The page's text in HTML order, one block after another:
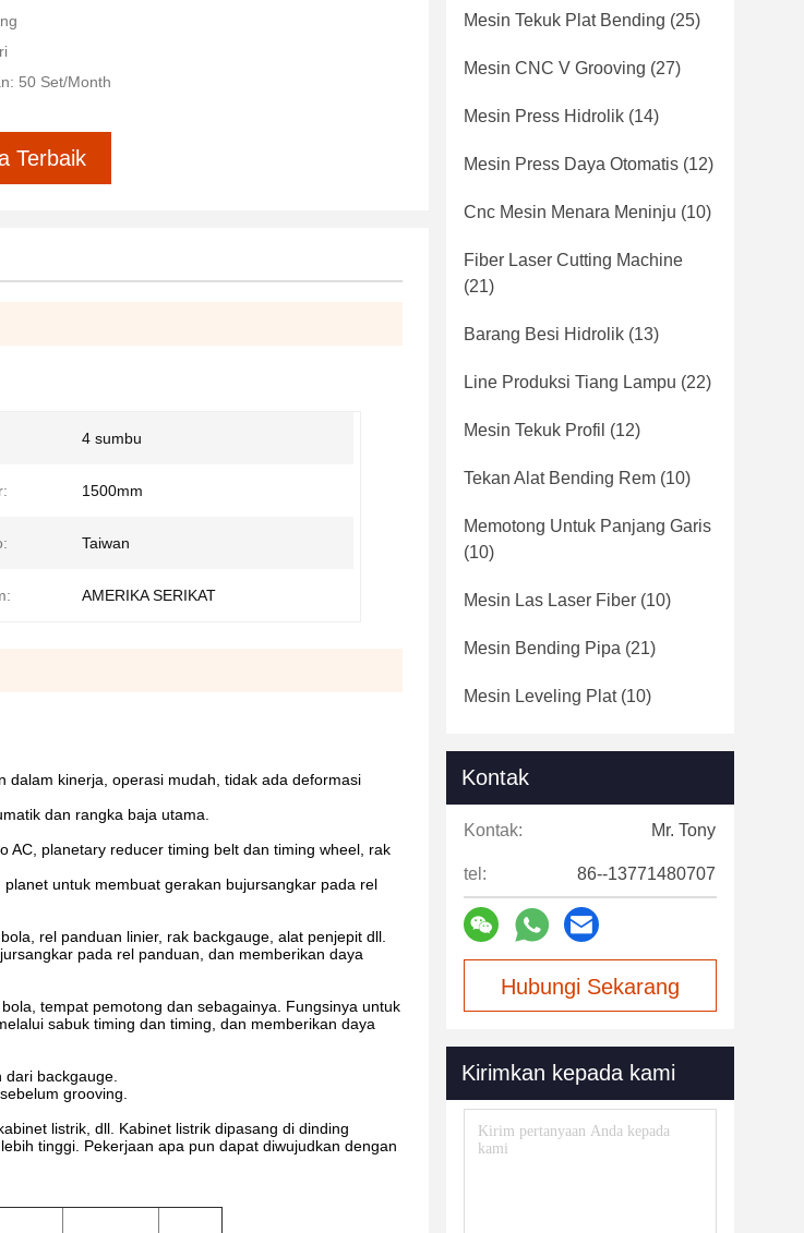
50 Set/Month
Terbaik
4 sumbu
1500mm
Taiwan
AMERIKA SERIKAT
dalam kinerja, operasi mudah, tidak ada deformasi
dan rangka baja utama.
AC, planetary reducer timing belt dan timing wheel, rak
untuk membuat gerakan bujursangkar pada rel
rel panduan linier, rak backgauge, alat penjepit dll.
pada rel panduan, dan memberikan daya
tempat pemotong dan sebagainya. Fungsinya untuk
sabuk timing dan timing, dan memberikan daya
backgauge.
grooving.
listrik, dll. Kabinet listrik dipasang di dinding
tinggi. Pekerjaan apa pun dapat diwujudkan dengan
Mesin Tekuk Plat Bending (25)
Mesin CNC V Grooving (27)
Mesin Press Hidrolik (14)
Mesin Press Daya Otomatis (12)
Cnc Mesin Menara Meninju (10)
Fiber Laser Cutting Machine
(21)
Barang Besi Hidrolik (13)
Line Produksi Tiang Lampu (22)
Mesin Tekuk Profil (12)
Tekan Alat Bending Rem (10)
Memotong Untuk Panjang Garis
(10)
Mesin Las Laser Fiber (10)
Mesin Bending Pipa (21)
Mesin Leveling Plat(10)
Kontak
Kontak: Mr. Tony
tel: 86--13771480707
Hubungi Sekarang
Kirimkan kepada kami